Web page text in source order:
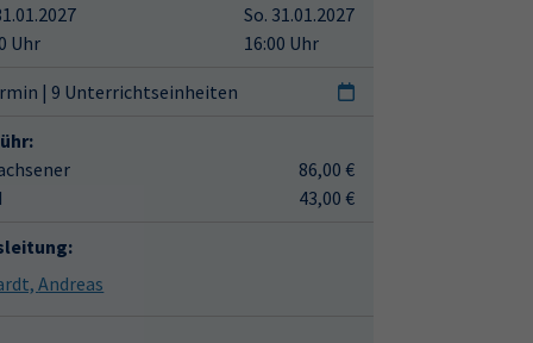
Uhr
So. 31.01.2027
16:00 Uhr
| 9 Unterrichtseinheiten
86,00 €
43,00 €
Eckardt, Andreas